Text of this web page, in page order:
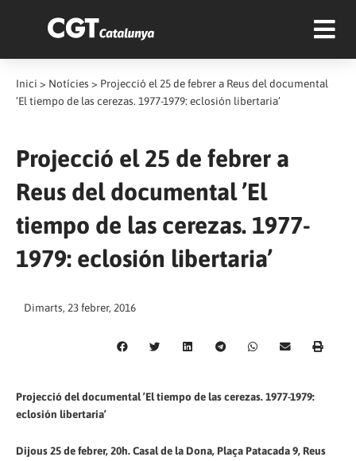
Inici > Notícies > Projecció el 25 de febrer a Reus del documental
’El tiempo de las cerezas. 1977-1979: eclosión libertaria’
Projecció el 25 de febrer a
Reus del documental ’El
tiempo de las cerezas. 1977-
1979: eclosión libertaria’
Dimarts, 23 febrer, 2016
Projecció del documental ’El tiempo de las cerezas. 1977-1979:
eclosión libertaria’
Dijous 25 de febrer, 20h. Casal de la Dona, Plaça Patacada 9, Reus